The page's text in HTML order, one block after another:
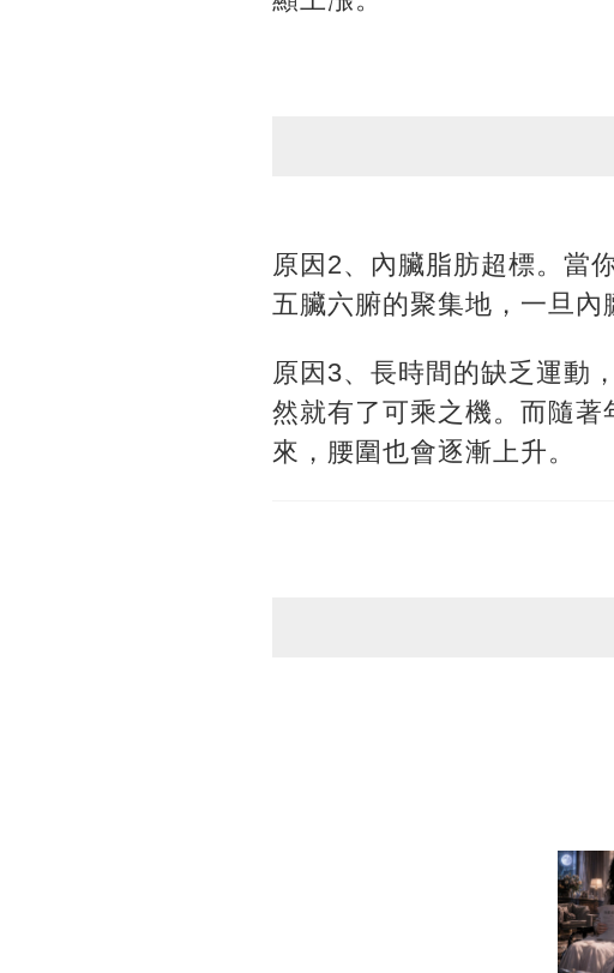
原因2、內臟脂肪超標。當
五臟六腑的聚集地，一旦內
原因3、長時間的缺乏運動
然就有了可乘之機。而隨
來，腰圍也會逐漸上升。